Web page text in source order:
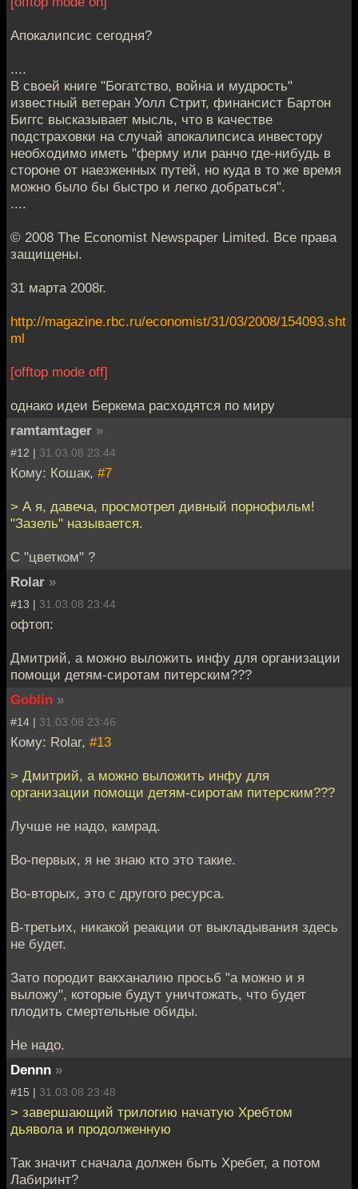
Апокалипсис сегодня?
....
В своей книге "Богатство, война и мудрость"
известный ветеран Уолл Стрит, финансист Бартон
Биггс высказывает мысль, что в качестве
подстраховки на случай апокалипсиса инвестору
необходимо иметь "ферму или ранчо где-нибудь в
стороне от наезженных путей, но куда в то же время
можно было бы быстро и легко добраться".
....
© 2008 The Economist Newspaper Limited. Все права
защищены.
31 марта 2008г.
http://magazine.rbc.ru/economist/31/03/2008/154093.sht
ml
[offtop mode off]
однако идеи Беркема расходятся по миру
ramtamtager »
#12 | 31.03.08 23:44
Кому: Кошак, #7
> А я, давеча, просмотрел дивный порнофильм!
"Зазель" называется.
С "цветком" ?
Rolar »
#13 | 31.03.08 23:44
офтоп:
Дмитрий, а можно выложить инфу для организации
помощи детям-сиротам питерским???
Goblin »
#14 | 31.03.08 23:46
Кому: Rolar, #13
> Дмитрий, а можно выложить инфу для
организации помощи детям-сиротам питерским???
Лучше не надо, камрад.
Во-первых, я не знаю кто это такие.
Во-вторых, это с другого ресурса.
В-третьих, никакой реакции от выкладывания здесь
не будет.
Зато породит вакханалию просьб "а можно и я
выложу", которые будут уничтожать, что будет
плодить смертельные обиды.
Не надо.
Dennn »
#15 | 31.03.08 23:48
> завершающий трилогию начатую Хребтом
дьявола и продолженную
Так значит сначала должен быть Хребет, а потом
Лабиринт?